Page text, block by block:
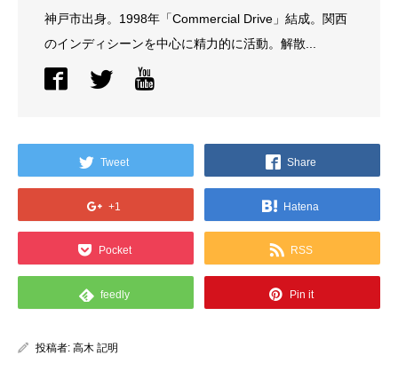
神戸市出身。1998年「Commercial Drive」結成。関西
のインディシーンを中心に精力的に活動。解散...
Tweet Share
+1 Hatena
Pocket RSS
feedly Pin it
投稿者: 高木 記明